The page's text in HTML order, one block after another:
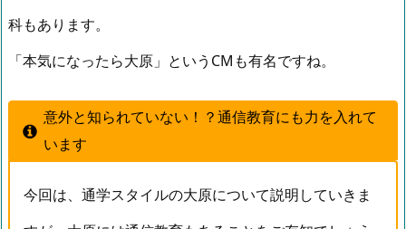
科もあります。
「本気になったら大原」というCMも有名ですね。
意外と知られていない！？通信教育にも力を入れて
います
今回は、通学スタイルの大原について説明していきま